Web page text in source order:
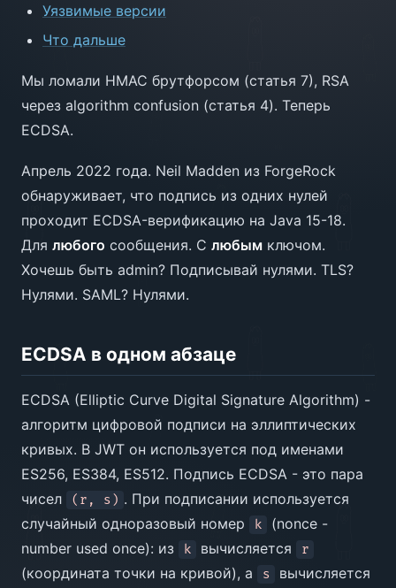
Уязвимые версии
Что дальше
Мы ломали HMAC брутфорсом (статья 7), RSA
через algorithm confusion (статья 4). Теперь
ECDSA.
Апрель 2022 года. Neil Madden из ForgeRock
обнаруживает, что подпись из одних нулей
проходит ECDSA-верификацию на Java 15-18.
Для любого сообщения. С любым ключом.
Хочешь быть admin? Подписывай нулями. TLS?
Нулями. SAML? Нулями.
ECDSA в одном абзаце
ECDSA (Elliptic Curve Digital Signature Algorithm) -
алгоритм цифровой подписи на эллиптических
кривых. В JWT он используется под именами
ES256, ES384, ES512. Подпись ECDSA - это пара
чисел
(r, s) . При подписании используется
случайный одноразовый номер
k
(nonce -
number used once): из
k вычисляется r
(координата точки на кривой), а s
вычисляется